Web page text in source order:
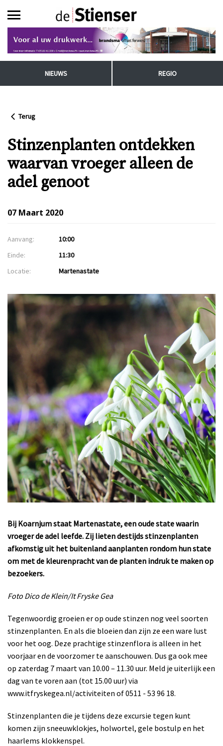
NIEUWS REGIO
Terug
Stinzenplanten ontdekken
waarvan vroeger alleen de
adel genoot
07 Maart 2020
Aanvang:
10:00
Einde:
11:30
Locatie:
Martenastate
Bij Koarnjum staat Martenastate, een oude state waarin
vroeger de adel leefde. Zij lieten destijds stinzenplanten
afkomstig uit het buitenland aanplanten rondom hun state
om met de kleurenpracht van de planten indruk te maken op
bezoekers.
Foto Dico de Klein/It Fryske Gea
Tegenwoordig groeien er op oude stinzen nog veel soorten
stinzenplanten. En als die bloeien dan zijn ze een ware lust
voor het oog. Deze prachtige stinzenflora is alleen in het
voorjaar en de voorzomer te aanschouwen. Dus ga ook mee
op zaterdag 7 maart van 10.00 – 11.30 uur. Meld je uiterlijk een
dag van te voren aan (tot 15.00 uur) via
www.itfryskegea.nl/activiteiten of 0511 - 53 96 18.
Stinzenplanten die je tijdens deze excursie tegen kunt
komen zijn sneeuwklokjes, holwortel, gele bostulp en het
haarlems klokkenspel.